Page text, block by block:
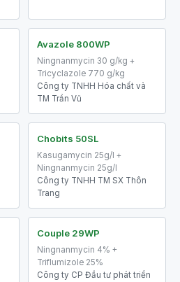
Avazole 800WP
Ningnanmycin 30 g/kg +
Tricyclazole 770 g/kg
Công ty TNHH Hóa chất và
TM Trần Vũ
Chobits 50SL
Kasugamycin 25g/l +
Ningnanmycin 25g/l
Công ty TNHH TM SX Thôn
Trang
Couple 29WP
Ningnanmycin 4% +
Triflumizole 25%
Công ty CP Đầu tư phát triển